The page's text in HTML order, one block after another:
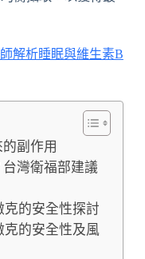
解析睡眠與維生素B
副作用
灣衛福部建議
克的安全性探討
克的安全性及風